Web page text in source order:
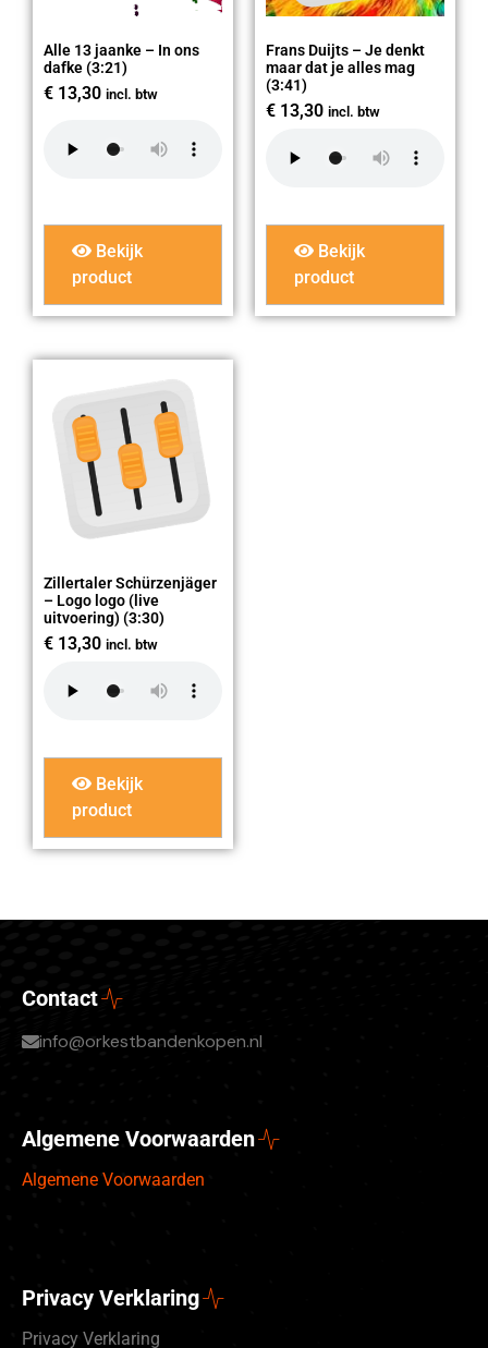
Alle 13 jaanke – In ons
dafke (3:21)
€ 13,30 incl. btw
Bekijk
product
Frans Duijts – Je denkt
maar dat je alles mag
(3:41)
€ 13,30 incl. btw
Bekijk
product
Zillertaler Schürzenjäger
– Logo logo (live
uitvoering) (3:30)
€ 13,30 incl. btw
Bekijk
product
Contact
info@orkestbandenkopen.nl
Algemene Voorwaarden
Algemene Voorwaarden
Privacy Verklaring
Privacy Verklaring